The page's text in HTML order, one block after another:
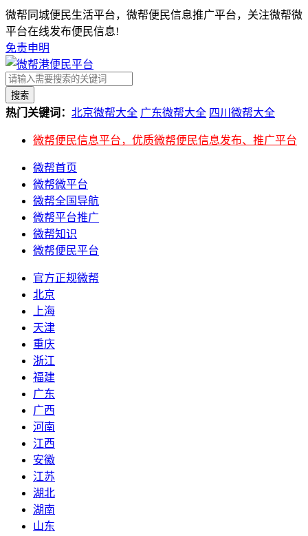
微帮同城便民生活平台，微帮便民信息推广平台，关注微帮微
平台在线发布便民信息!
免责申明
搜索
热门关键词： 北京微帮大全 广东微帮大全 四川微帮大全
微帮便民信息平台，优质微帮便民信息发布、推广平台
微帮首页
微帮微平台
微帮全国导航
微帮平台推广
微帮知识
微帮便民平台
官方正规微帮
北京
上海
天津
重庆
浙江
福建
广东
广西
河南
江西
安徽
江苏
湖北
湖南
山东